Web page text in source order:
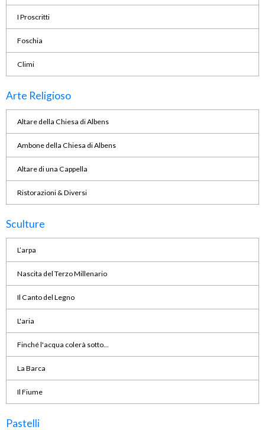
I Proscritti
Foschia
Climi
Arte Religioso
Altare della Chiesa di Albens
Ambone della Chiesa di Albens
Altare di una Cappella
Ristorazioni & Diversi
Sculture
L’arpa
Nascita del Terzo Millenario
Il Canto del Legno
L'aria
Finché l'acqua colerà sotto...
La Barca
Il Fiume
Pastelli